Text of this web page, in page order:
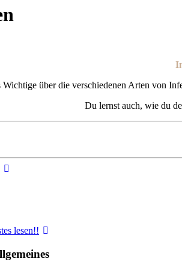
Wichtige über die verschiedenen Arten von
Du lernst auch, wie du
lesen!!